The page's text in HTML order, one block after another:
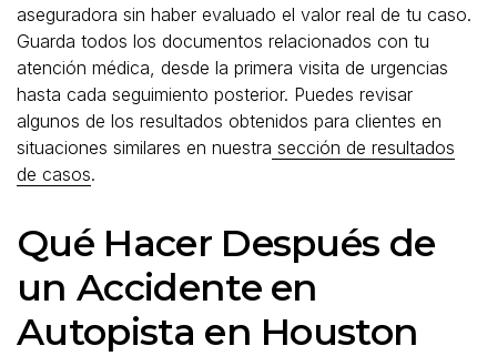
aseguradora sin haber evaluado el valor real de tu caso.
Guarda todos los documentos relacionados con tu
atención médica, desde la primera visita de urgencias
hasta cada seguimiento posterior. Puedes revisar
algunos de los resultados obtenidos para clientes en
situaciones similares en nuestra sección de resultados
de casos.
Qué Hacer Después de
un Accidente en
Autopista en Houston